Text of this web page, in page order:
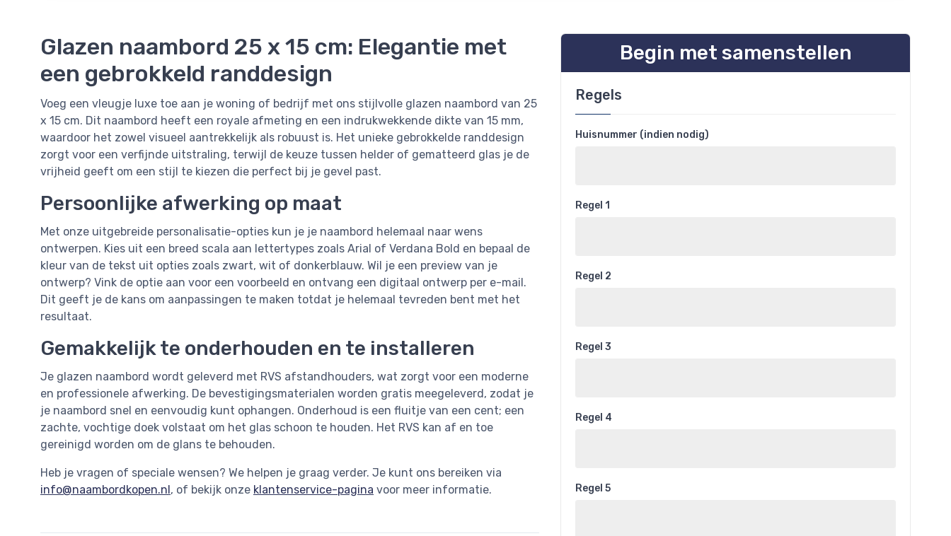
Glazen naambord 25 x 15 cm: Elegantie met
een gebrokkeld randdesign
Voeg een vleugje luxe toe aan je woning of bedrijf met ons stijlvolle glazen naambord van 25
x 15 cm. Dit naambord heeft een royale afmeting en een indrukwekkende dikte van 15 mm,
waardoor het zowel visueel aantrekkelijk als robuust is. Het unieke gebrokkelde randdesign
zorgt voor een verfijnde uitstraling, terwijl de keuze tussen helder of gematteerd glas je de
vrijheid geeft om een stijl te kiezen die perfect bij je gevel past.
Persoonlijke afwerking op maat
Met onze uitgebreide personalisatie-opties kun je je naambord helemaal naar wens
ontwerpen. Kies uit een breed scala aan lettertypes zoals Arial of Verdana Bold en bepaal de
kleur van de tekst uit opties zoals zwart, wit of donkerblauw. Wil je een preview van je
ontwerp? Vink de optie aan voor een voorbeeld en ontvang een digitaal ontwerp per e-mail.
Dit geeft je de kans om aanpassingen te maken totdat je helemaal tevreden bent met het
resultaat.
Gemakkelijk te onderhouden en te installeren
Je glazen naambord wordt geleverd met RVS afstandhouders, wat zorgt voor een moderne
en professionele afwerking. De bevestigingsmaterialen worden gratis meegeleverd, zodat je
je naambord snel en eenvoudig kunt ophangen. Onderhoud is een fluitje van een cent; een
zachte, vochtige doek volstaat om het glas schoon te houden. Het RVS kan af en toe
gereinigd worden om de glans te behouden.
Heb je vragen of speciale wensen? We helpen je graag verder. Je kunt ons bereiken via
info@naambordkopen.nl, of bekijk onze klantenservice-pagina voor meer informatie.
Begin met samenstellen
Regels
Huisnummer (indien nodig)
Regel 1
Regel 2
Regel 3
Regel 4
Regel 5